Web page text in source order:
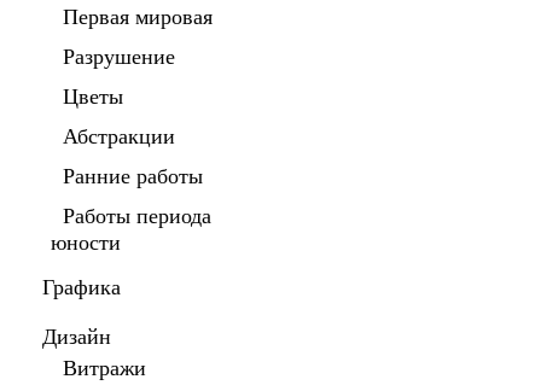
Первая мировая
Разрушение
Цветы
Абстракции
Ранние работы
Работы периода
юности
Графика
Дизайн
Витражи